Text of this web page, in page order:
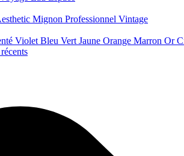
Mignon Professionnel Vintage
Violet Bleu Vert Jaune Orange Marron Or